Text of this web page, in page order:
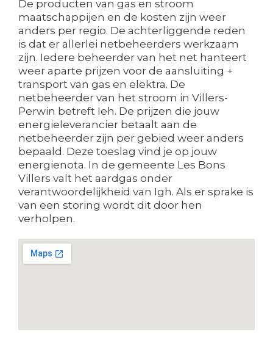
De producten van gas en stroom
maatschappijen en de kosten zijn weer
anders per regio. De achterliggende reden
is dat er allerlei netbeheerders werkzaam
zijn. Iedere beheerder van het net hanteert
weer aparte prijzen voor de aansluiting +
transport van gas en elektra. De
netbeheerder van het stroom in Villers-
Perwin betreft Ieh. De prijzen die jouw
energieleverancier betaalt aan de
netbeheerder zijn per gebied weer anders
bepaald. Deze toeslag vind je op jouw
energienota. In de gemeente Les Bons
Villers valt het aardgas onder
verantwoordelijkheid van Igh. Als er sprake is
van een storing wordt dit door hen
verholpen.